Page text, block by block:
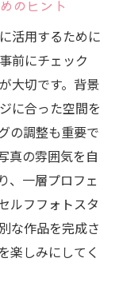
ジオで表現
自分に出会
ステップへ進
験を次に活か
ォトスタジ
のヒント
活用するために
前にチェック
大切です。背景
に合った空間を
の調整も重要で
真の雰囲気を自
、一層プロフェ
ルフフォトスタ
な作品を完成さ
楽しみにしてく